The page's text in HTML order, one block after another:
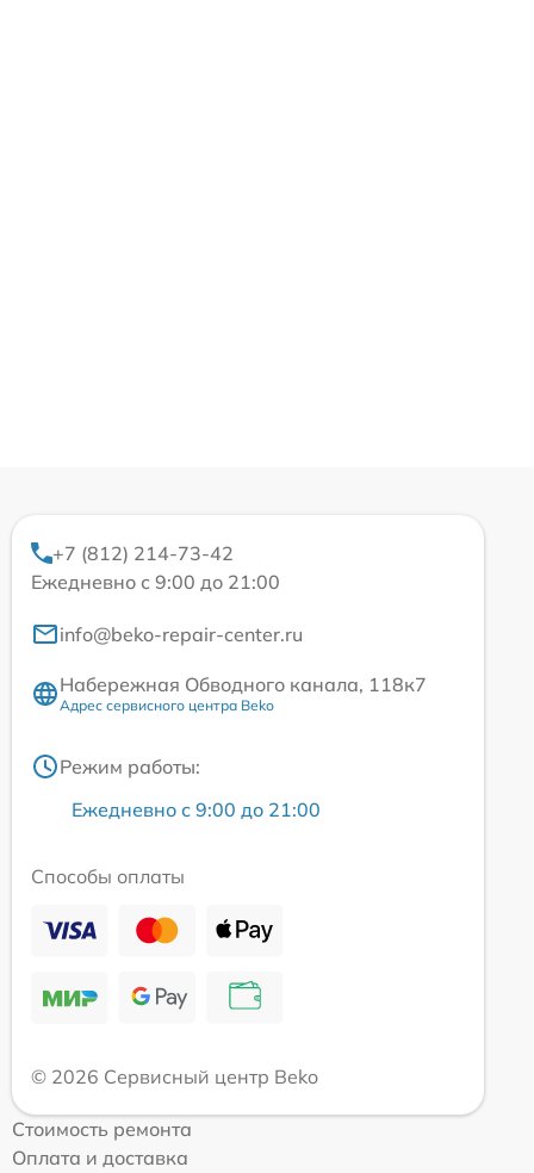
+7 (812) 214-73-42
Ежедневно с 9:00 до 21:00
info@beko-repair-center.ru
Набережная Обводного канала, 118к7
Адрес сервисного центра Beko
Режим работы:
Ежедневно с 9:00 до 21:00
Способы оплаты
© 2026 Сервисный центр Beko
Стоимость ремонта
Оплата и доставка